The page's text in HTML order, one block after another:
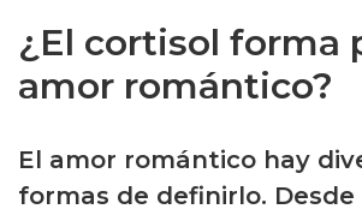
¿El cortisol forma
amor romántico?
El amor romántico hay
formas de definirlo.